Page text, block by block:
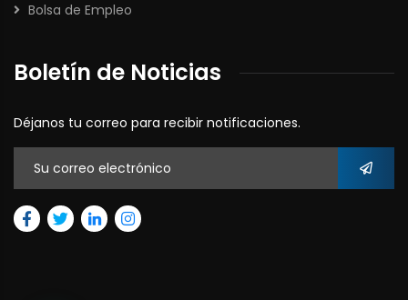
Bolsa de Empleo
Boletín de Noticias
Déjanos tu correo para recibir notificaciones.